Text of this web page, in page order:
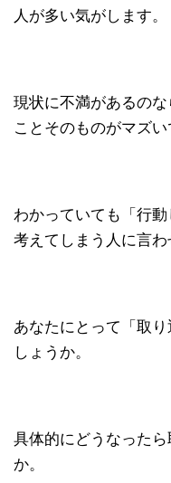
人が多い気がします。
現状に不満があるの
ことそのものがマズい
わかっていても「行
考えてしまう人に言わ
あなたにとって「取
しょうか。
具体的にどうなった
か。